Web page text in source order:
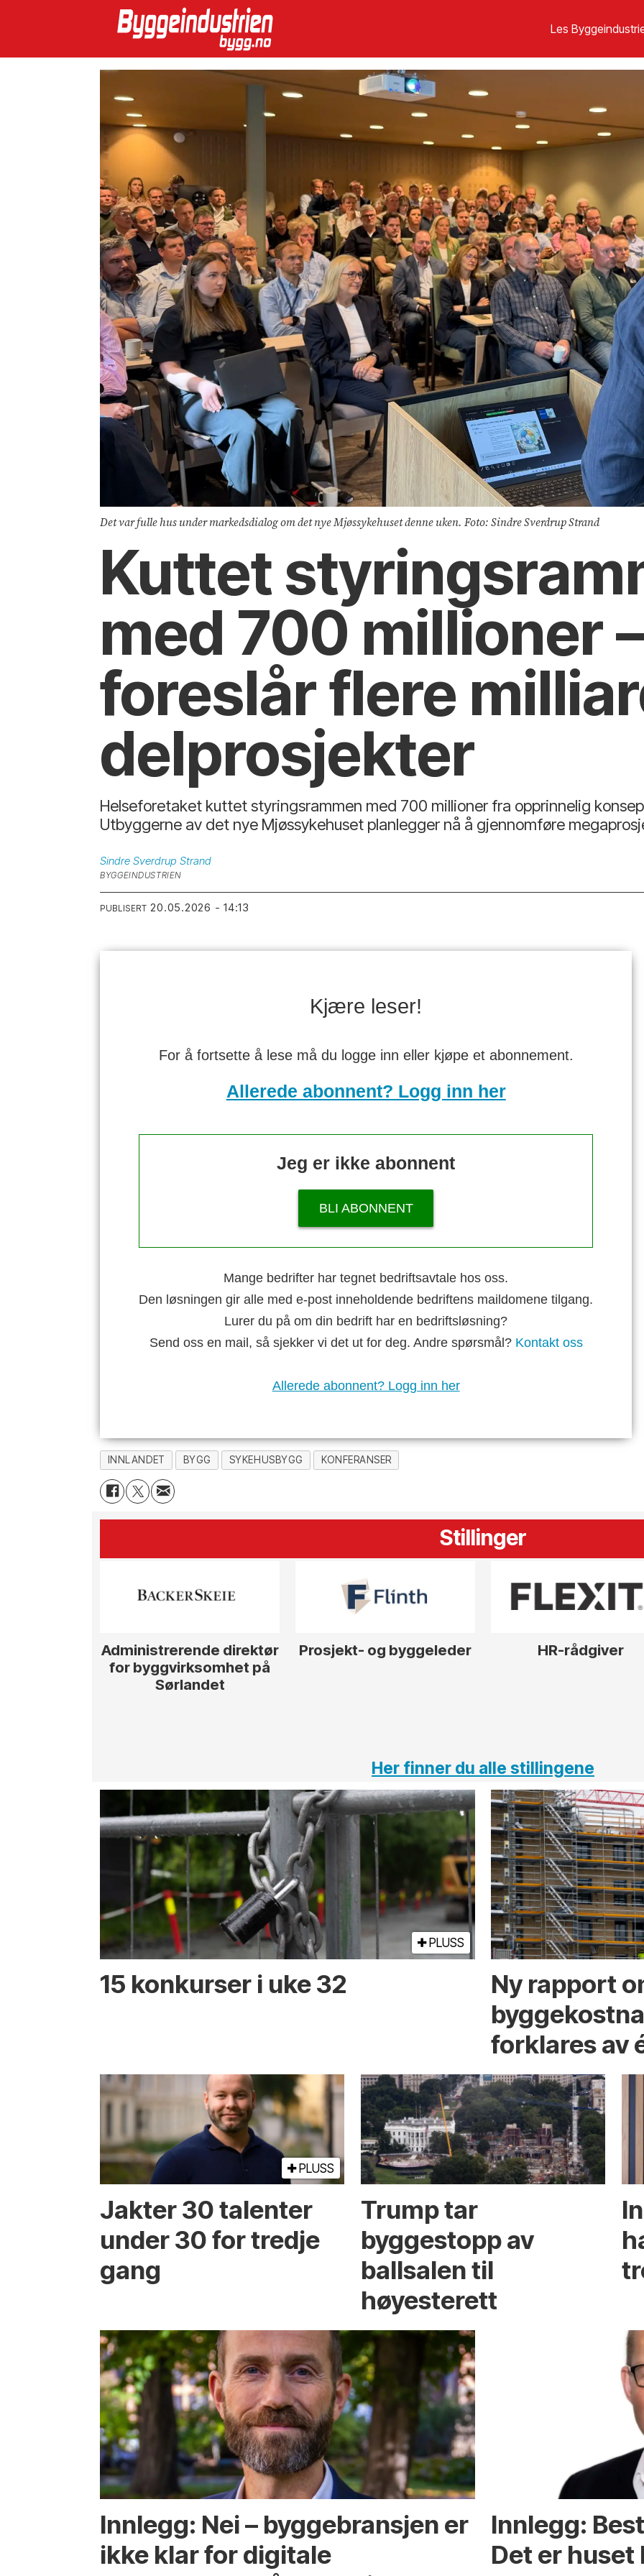
Les
Det var fulle hus under markedsdialog om det nye Mjøssykehuset denne uken. Foto: Sindre Sverdrup Strand
Kuttet
med 700 millioner
foreslår flere
delprosjekter
Helseforetaket kuttet styringsrammen med 700 millioner fra opprinnelig
Utbyggerne av det nye Mjøssykehuset planlegger nå å gjennomføre
Sindre Sverdrup Strand
BYGGEINDUSTRIEN
PUBLISERT 20.05.2026 - 14:13
Kjære leser!
For å fortsette å lese må du logge inn eller kjøpe et abonnement.
Allerede abonnent? Logg inn her
Jeg er ikke abonnent
BLI ABONNENT
Mange bedrifter har tegnet bedriftsavtale hos oss.
Den løsningen gir alle med e-post inneholdende bedriftens maildomene tilgang.
Lurer du på om din bedrift har en bedriftsløsning?
Send oss en mail, så sjekker vi det ut for deg. Andre spørsmål? Kontakt oss
Allerede abonnent? Logg inn her
INNLANDET BYGG SYKEHUSBYGG KONFERANSER
Stillinger
Administrerende direktør
for byggvirksomhet på
Sørlandet
Prosjekt- og byggeleder HR-rådgiver
Her finner du alle stillingene
PLUSS
15 konkurser i uke 32
Ny rapport
forklares av
PLUSS
Jakter 30 talenter
under 30 for tredje
gang
Trump tar
byggestopp av
ballsalen til
høyesterett
Innlegg: Nei – byggebransjen er
ikke klar for digitale
Innlegg:
Det er huset